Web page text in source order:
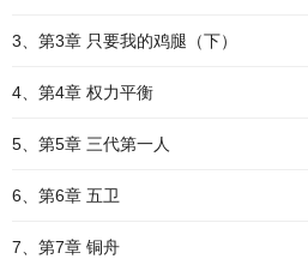
3、第3章 只要我的鸡腿（下）
4、第4章 权力平衡
5、第5章 三代第一人
6、第6章 五卫
7、第7章 铜舟